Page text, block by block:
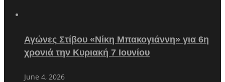
Αγώνες Στίβου «Νίκη Μπακογιάννη» για 6η
χρονιά την Κυριακή 7 Ιουνίου
June 4, 2026